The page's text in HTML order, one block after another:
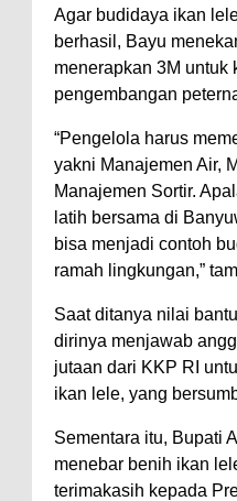
Agar budidaya ikan
berhasil, Bayu
menerapkan 3M untuk
pengembangan
“Pengelola harus
yakni Manajemen Air,
Manajemen Sortir.
latih bersama di
bisa menjadi contoh
ramah lingkungan,”
Saat ditanya nilai
dirinya menjawab
jutaan dari KKP RI
ikan lele, yang
Sementara itu, Bupati
menebar benih ikan
terimakasih kepada